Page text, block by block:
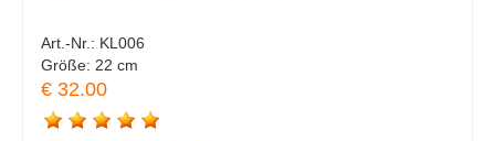
Art.-Nr.: KL006
Größe: 22 cm
€ 32.00